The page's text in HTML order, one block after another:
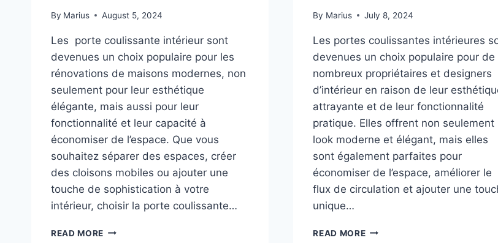
By Marius August 5, 2024
Les porte coulissante intérieur sont
devenues un choix populaire pour les
rénovations de maisons modernes, non
seulement pour leur esthétique
élégante, mais aussi pour leur
fonctionnalité et leur capacité à
économiser de l’espace. Que vous
souhaitez séparer des espaces, créer
des cloisons mobiles ou ajouter une
touche de sophistication à votre
intérieur, choisir la porte coulissante…
READ MORE
By Marius July 8, 2024
Les portes coulissantes intérieures
devenues un choix populaire pour de
nombreux propriétaires et designers
d’intérieur en raison de leur
attrayante et de leur fonctionnalité
pratique. Elles offrent non seulement
look moderne et élégant, mais elles
sont également parfaites pour
économiser de l’espace, améliorer le
flux de circulation et ajouter une
unique…
READ MORE